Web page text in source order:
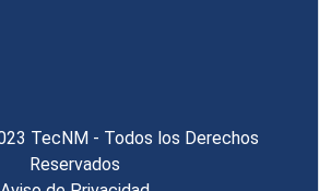
TecNM - Todos los Derechos
Reservados